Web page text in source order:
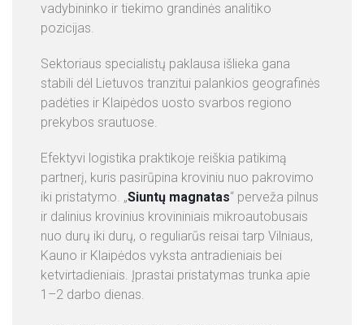
vadybininko ir tiekimo grandinės analitiko
pozicijas.
Sektoriaus specialistų paklausa išlieka gana
stabili dėl Lietuvos tranzitui palankios geografinės
padėties ir Klaipėdos uosto svarbos regiono
prekybos srautuose.
Efektyvi logistika praktikoje reiškia patikimą
partnerį, kuris pasirūpina kroviniu nuo pakrovimo
iki pristatymo. „Siuntų magnatas“ perveža pilnus
ir dalinius krovinius krovininiais mikroautobusais
nuo durų iki durų, o reguliarūs reisai tarp Vilniaus,
Kauno ir Klaipėdos vyksta antradieniais bei
ketvirtadieniais. Įprastai pristatymas trunka apie
1–2 darbo dienas.